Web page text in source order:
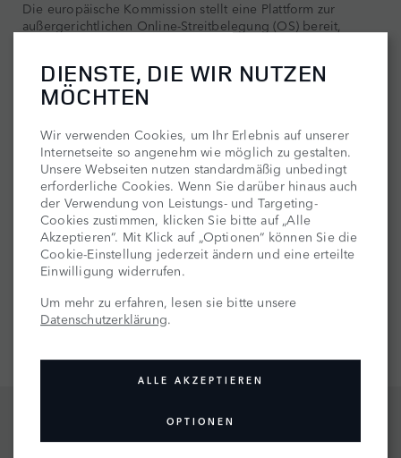
Die europäische Kommission stellt eine Plattform zur
außergerichtlichen Online-Streitbelegung (OS) bereit,
Die Jaguar Land Rover Deutschland GmbH ist weder zur
Teilnahme an einem Streitbeilegungsverfahren vor einer
Verbraucherschlichtungsstelle bereit noch dazu verpflichtet.
KONTAKT BEI FRAGEN ZUR VERANSTALTUNG
Unsere für die Durchführung der LAND ROVER LIVE
Veranstaltungsreihe beauftragte Agentur,
die PSR GmbH, hilft Ihnen sehr gerne weiter.
PSR GmbH Promotion & Service
Gewerbepark 18
49143 Bissendorf
Telefon: +49 (0) 5402 965 2715
DIENSTE, DIE WIR NUTZEN
MÖCHTEN
Wir verwenden Cookies, um Ihr Erlebnis auf unserer
Internetseite so angenehm wie möglich zu gestalten.
Unsere Webseiten nutzen standardmäßig unbedingt
erforderliche Cookies. Wenn Sie darüber hinaus auch
der Verwendung von Leistungs- und Targeting-
Cookies zustimmen, klicken Sie bitte auf „Alle
Akzeptieren“. Mit Klick auf „Optionen“ können Sie die
Cookie-Einstellung jederzeit ändern und eine erteilte
Einwilligung widerrufen.
Um mehr zu erfahren, lesen sie bitte unsere
Datenschutzerklärung.
OPTIONEN
ALLE AKZEPTIEREN